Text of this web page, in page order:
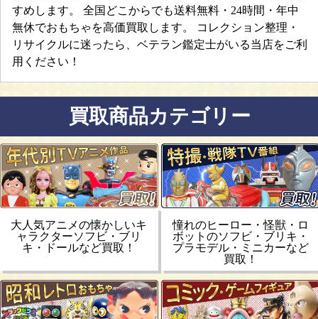
すめします。 全国どこからでも送料無料・24時間・年中
無休でおもちゃを高価買取します。 コレクション整理・
リサイクルに迷ったら、ベテラン鑑定士がいる当店をご利
用ください！
買取商品カテゴリー
大人気アニメの懐かしいキ
ャラクターソフビ・ブリ
キ・ドールなど買取！
憧れのヒーロー・怪獣・ロ
ボットのソフビ・ブリキ・
プラモデル・ミニカーなど
買取！